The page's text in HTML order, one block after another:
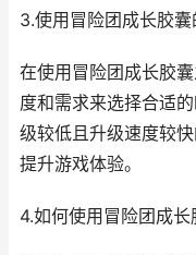
3.使用冒险团成长胶
在使用冒险团成长胶
度和需求来选择合适
级较低且升级速度较
提升游戏体验。
4.如何使用冒险团成长